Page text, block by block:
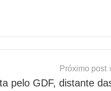
Próximo post
pelo GDF, distante